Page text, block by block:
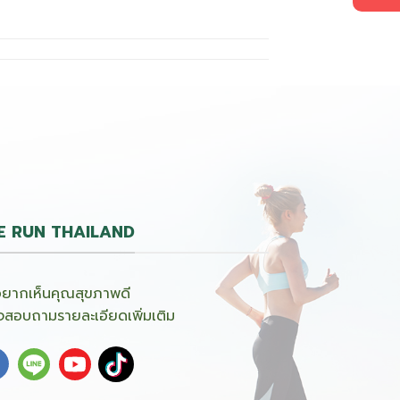
RUN THAILAND
ยากเห็นคุณสุขภาพดี
สอบถามรายละเอียดเพิ่มเติม